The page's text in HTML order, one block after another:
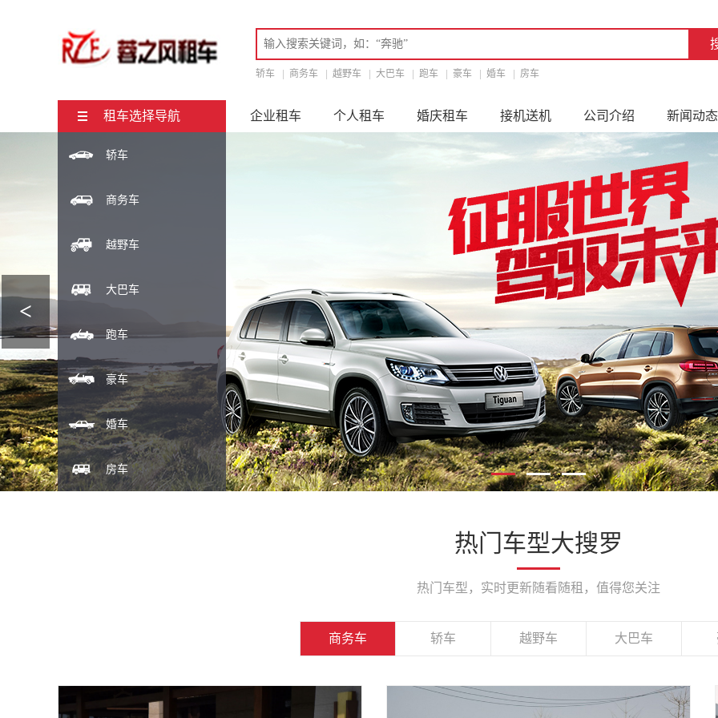
轿车 商务车 越野车 大巴车 跑车 豪车 婚车 房车
租车选择导航
轿车
商务车
越野车
大巴车
跑车
豪车
婚车
房车
企业租车 个人租车 婚庆租车 接机送机 公司介绍 新闻动态
<
1 2 3
热门车型大搜罗
热门车型，实时更新随看随租，值得您关注
商务车 轿车 越野车 大巴车